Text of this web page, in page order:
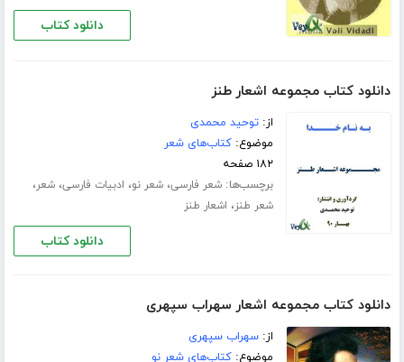
دانلود کتاب
دانلود کتاب مجموعه اشعار طنز
از:توحید محمدی
موضوع:کتاب‌های شعر
۱۸۲ صفحه
برچسب‌ها:شعر فارسی،شعر نو، ادبیات فارسی،شعر،
شعر طنز، اشعار طنز
دانلود کتاب
دانلود کتاب مجموعه اشعار سهراب سپهری
از:سهراب سپهری
موضوع:کتاب‌های شعر نو